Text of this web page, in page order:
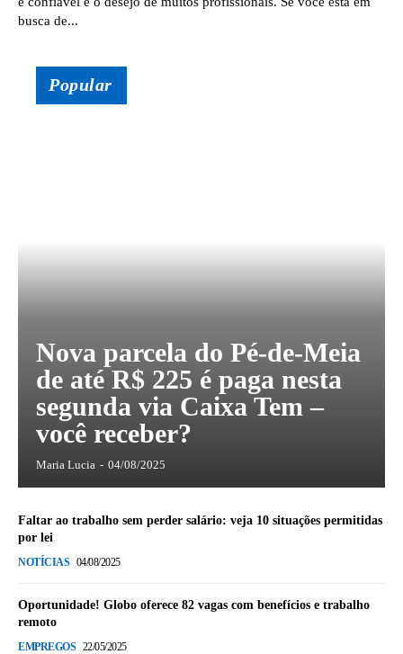
busca de...
Popular
Nova parcela do Pé-de-Meia
de até R$ 225 é paga nesta
segunda via Caixa Tem –
você receber?
Maria Lucia - 04/08/2025
Faltar ao trabalho sem perder salário: veja 10 situações permitidas
por lei
NOTÍCIAS 04/08/2025
Oportunidade! Globo oferece 82 vagas com benefícios e trabalho
remoto
EMPREGOS 22/05/2025